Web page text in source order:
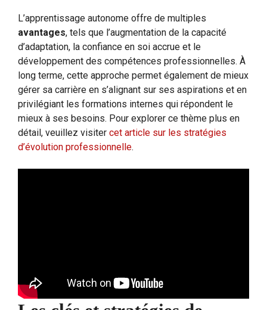
L’apprentissage autonome offre de multiples
avantages, tels que l’augmentation de la capacité
d’adaptation, la confiance en soi accrue et le
développement des compétences professionnelles. À
long terme, cette approche permet également de mieux
gérer sa carrière en s’alignant sur ses aspirations et en
privilégiant les formations internes qui répondent le
mieux à ses besoins. Pour explorer ce thème plus en
détail, veuillez visiter cet article sur les stratégies
d’évolution professionnelle.